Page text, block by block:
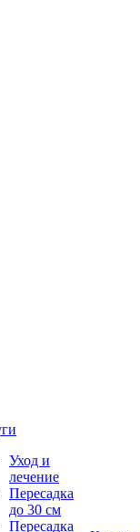
Уход и
лечение
Пересадка
до 30 см
Пересадка